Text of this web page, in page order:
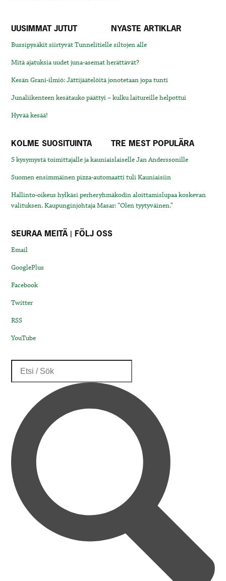
UUSIMMAT JUTUT NYASTE ARTIKLAR
Bussipysäkit siirtyvät Tunnelitielle siltojen alle
Mitä ajatuksia uudet juna-asemat herättävät?
Kesän Grani-ilmiö: Jättijäätelöitä jonotetaan jopa tunti
Junaliikenteen kesätauko päättyi – kulku laitureille helpottui
Hyvää kesää!
KOLME SUOSITUINTA TRE MEST POPULÄRA
5 kysymystä toimittajalle ja kauniaislaiselle Jan Anderssonille
Suomen ensimmäinen pizza-automaatti tuli Kauniaisiin
Hallinto-oikeus hylkäsi perheryhmäkodin aloittamislupaa koskevan
valituksen. Kaupunginjohtaja Masar: “Olen tyytyväinen.”
SEURAA MEITÄ | FÖLJ OSS
Email
GooglePlus
Facebook
Twitter
RSS
YouTube